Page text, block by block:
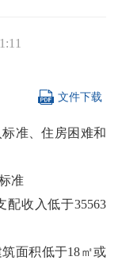
 文件下载
准、住房困难和
准
配收入低于35563
面积低于18㎡或